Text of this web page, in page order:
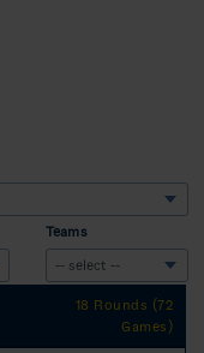
Teams
18 Rounds (72
Games)